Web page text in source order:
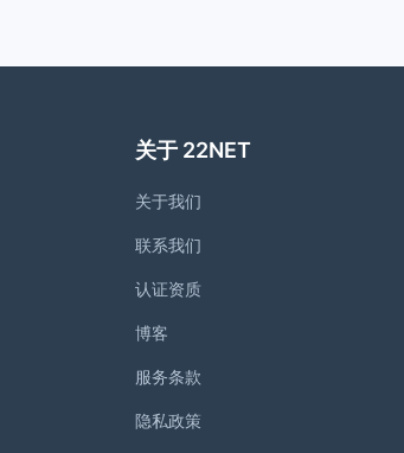
关于 22NET
关于我们
联系我们
认证资质
博客
服务条款
隐私政策